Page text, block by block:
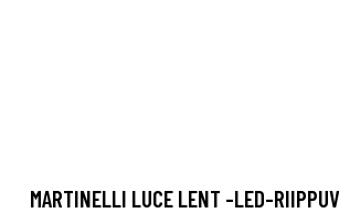
MARTINELLI LUCE LENT -LED-